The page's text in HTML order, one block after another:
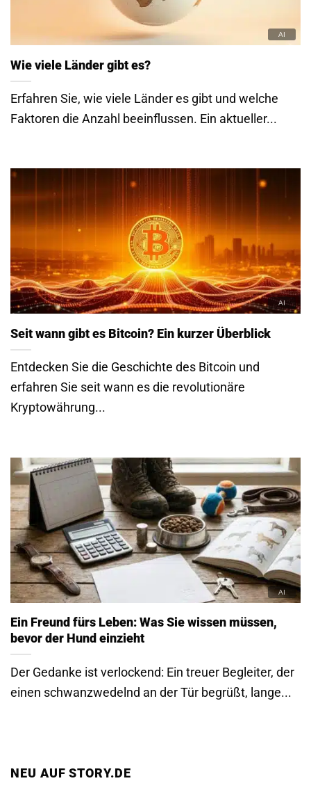
Wie viele Länder gibt es?
Erfahren Sie, wie viele Länder es gibt und welche
Faktoren die Anzahl beeinflussen. Ein aktueller...
Seit wann gibt es Bitcoin? Ein kurzer Überblick
Entdecken Sie die Geschichte des Bitcoin und
erfahren Sie seit wann es die revolutionäre
Kryptowährung...
Ein Freund fürs Leben: Was Sie wissen müssen,
bevor der Hund einzieht
Der Gedanke ist verlockend: Ein treuer Begleiter, der
einen schwanzwedelnd an der Tür begrüßt, lange...
NEU AUF STORY.DE